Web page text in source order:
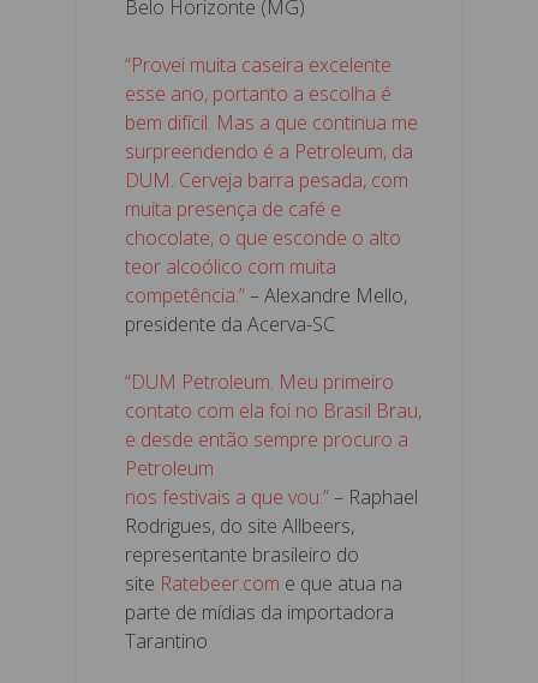
Belo Horizonte (MG)
“Provei muita caseira excelente
esse ano, portanto a escolha é
bem difícil. Mas a que continua me
surpreendendo é a Petroleum, da
DUM. Cerveja barra pesada, com
muita presença de café e
chocolate, o que esconde o alto
teor alcoólico com muita
competência.”– Alexandre Mello,
presidente da Acerva-SC
“DUM Petroleum. Meu primeiro
contato com ela foi no Brasil Brau,
e desde então sempre procuro a
Petroleum
nos festivais a que vou.”– Raphael
Rodrigues, do site Allbeers,
representante brasileiro do
site Ratebeer.com e que atua na
parte de mídias da importadora
Tarantino